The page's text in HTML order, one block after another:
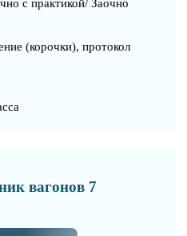
с практикой/ Заочно
(корочки), протокол
вагонов 7